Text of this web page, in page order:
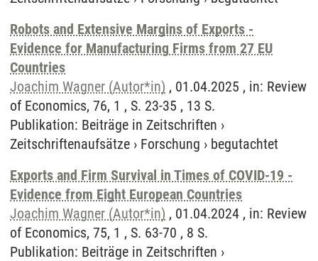
Robots and Extensive Margins of Exports -
Evidence for Manufacturing Firms from 27 EU
Countries
Joachim Wagner (Autor*in) , 01.04.2025 , in: Review
of Economics, 76, 1 , S. 23-35 , 13 S.
Publikation: Beiträge in Zeitschriften ›
Zeitschriftenaufsätze › Forschung › begutachtet
Exports and Firm Survival in Times of COVID-19 -
Evidence from Eight European Countries
Joachim Wagner (Autor*in) , 01.04.2024 , in: Review
of Economics, 75, 1 , S. 63-70 , 8 S.
Publikation: Beiträge in Zeitschriften ›